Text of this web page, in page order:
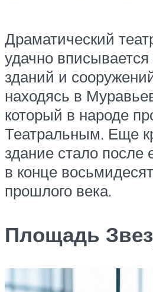
Драматический
удачно
зданий и
находясь в
который в народе
Театральным. Еще
здание стало после
в конце
прошлого века.
Площадь